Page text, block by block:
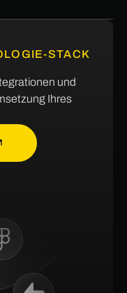
STACK
und
Ihres